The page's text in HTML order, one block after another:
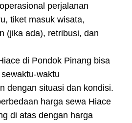
perjalanan
tiket masuk wisata,
(jika ada), retribusi, dan
di Pondok Pinang bisa
waktu
dengan situasi dan kondisi.
harga sewa Hiace
di atas dengan harga